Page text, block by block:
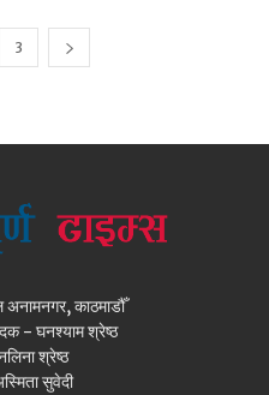
3
अनामनगर, काठमाडौँ
- घनश्याम श्रेष्ठ
श्रेष्ठ
सुवेदी